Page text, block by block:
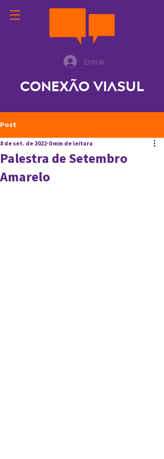
Entrar
Conexão ViaSul
Post
Palestra de Setembro
Amarelo
8 de set. de 2022 0 min de leitura